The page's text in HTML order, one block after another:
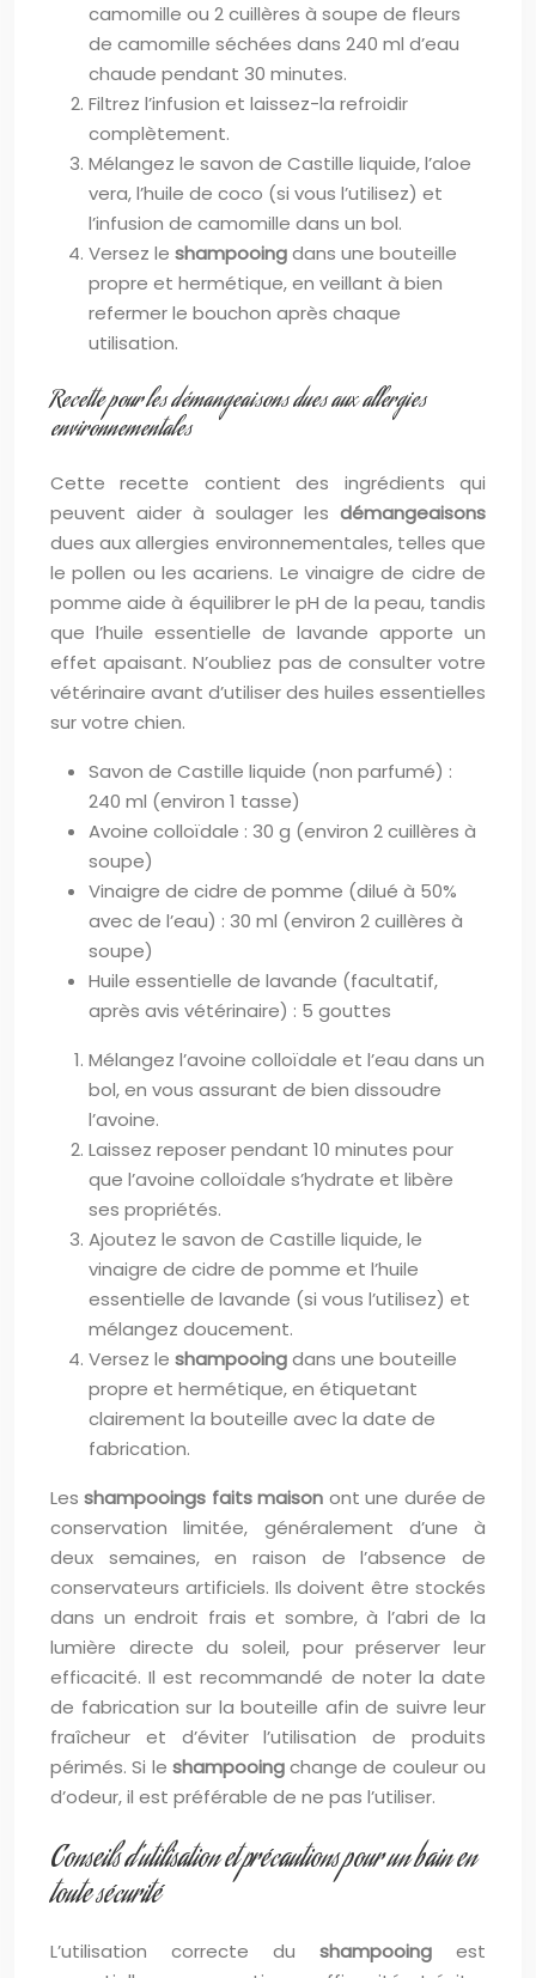
camomille ou 2 cuillères à soupe de fleurs
de camomille séchées dans 240 ml d’eau
chaude pendant 30 minutes.
Filtrez l’infusion et laissez-la refroidir
complètement.
Mélangez le savon de Castille liquide, l’aloe
vera, l’huile de coco (si vous l’utilisez) et
l’infusion de camomille dans un bol.
Versez le shampooingdans une bouteille
propre et hermétique, en veillant à bien
refermer le bouchon après chaque
utilisation.
Recette pour les démangeaisons dues aux allergies
environnementales
Cette recette contient des ingrédients qui
peuvent aider à soulager les démangeaisons
dues aux allergies environnementales, telles que
le pollen ou les acariens. Le vinaigre de cidre de
pomme aide à équilibrer le pH de la peau, tandis
que l’huile essentielle de lavande apporte un
effet apaisant. N’oubliez pas de consulter votre
vétérinaire avant d’utiliser des huiles essentielles
sur votre chien.
Savon de Castille liquide (non parfumé) :
240 ml (environ 1 tasse)
Avoine colloïdale : 30 g (environ 2 cuillères à
soupe)
Vinaigre de cidre de pomme (dilué à 50%
avec de l’eau) : 30 ml (environ 2 cuillères à
soupe)
Huile essentielle de lavande (facultatif,
après avis vétérinaire) : 5 gouttes
Mélangez l’avoine colloïdale et l’eau dans un
bol, en vous assurant de bien dissoudre
l’avoine.
Laissez reposer pendant 10 minutes pour
que l’avoine colloïdale s’hydrate et libère
ses propriétés.
Ajoutez le savon de Castille liquide, le
vinaigre de cidre de pomme et l’huile
essentielle de lavande (si vous l’utilisez) et
mélangez doucement.
Versez le shampooingdans une bouteille
propre et hermétique, en étiquetant
clairement la bouteille avec la date de
fabrication.
Lesshampooings faits maison ont une durée de
conservation limitée, généralement d’une à
deux semaines, en raison de l’absence de
conservateurs artificiels. Ils doivent être stockés
dans un endroit frais et sombre, à l’abri de la
lumière directe du soleil, pour préserver leur
efficacité. Il est recommandé de noter la date
de fabrication sur la bouteille afin de suivre leur
fraîcheur et d’éviter l’utilisation de produits
périmés. Si le shampooingchange de couleur ou
d’odeur, il est préférable de ne pas l’utiliser.
Conseils d’utilisation et précautions pour un bain en
toute sécurité
L’utilisation correcte du shampooing est